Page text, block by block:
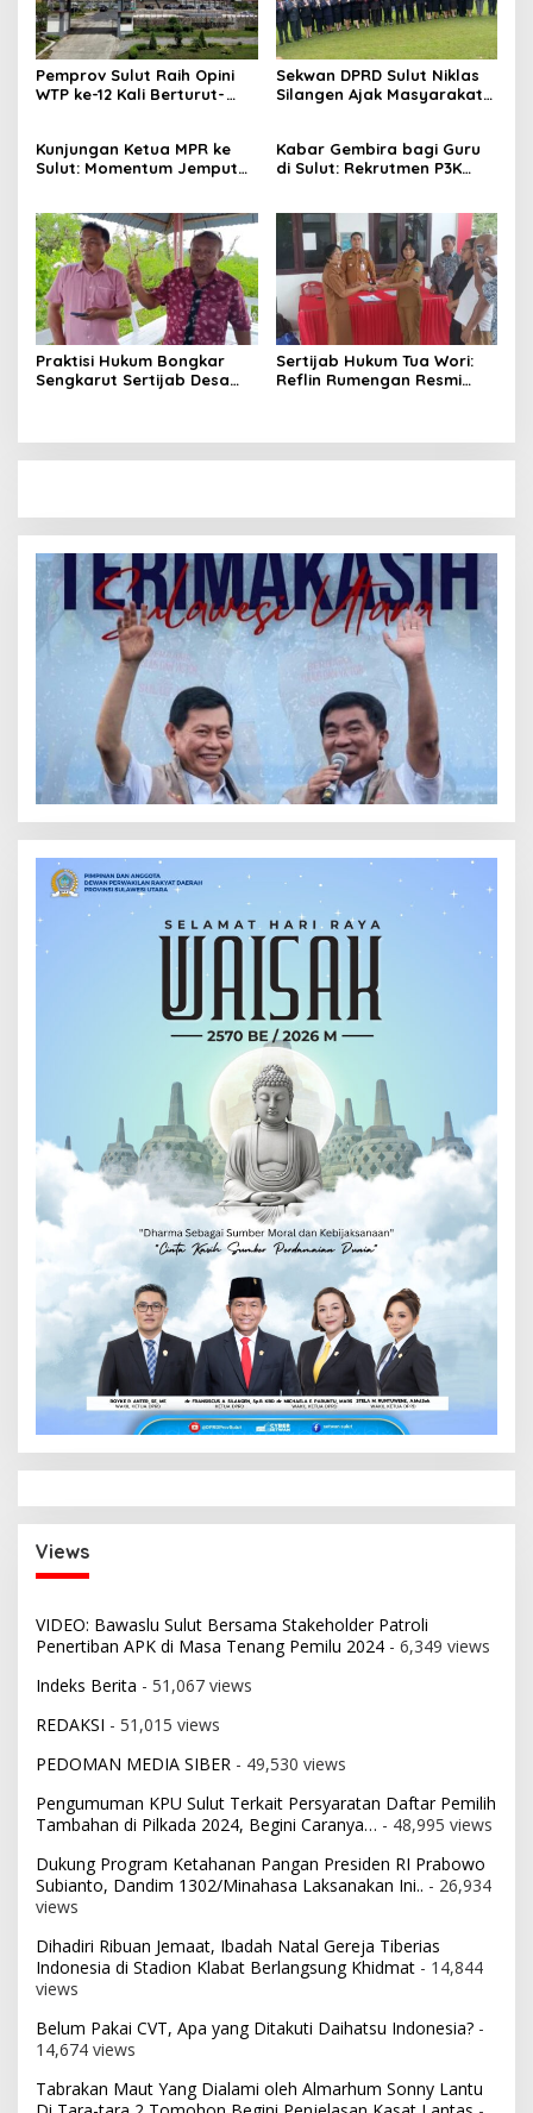
Pemprov Sulut Raih Opini
WTP ke-12 Kali Berturut-
Sekwan DPRD Sulut Niklas
Silangen Ajak Masyarakat
Bangsa
Kunjungan Ketua MPR ke
Sulut: Momentum Jemput
Kabar Gembira bagi Guru
di Sulut: Rekrutmen P3K
Praktisi Hukum Bongkar
Sengkarut Sertijab Desa
Sertijab Hukum Tua Wori:
Reflin Rumengan Resmi
Views
VIDEO: Bawaslu Sulut Bersama Stakeholder Patroli
Penertiban APK di Masa Tenang Pemilu 2024 - 6,349 views
Indeks Berita - 51,067 views
REDAKSI - 51,015 views
PEDOMAN MEDIA SIBER - 49,530 views
Pengumuman KPU Sulut Terkait Persyaratan Daftar Pemilih
Tambahan di Pilkada 2024, Begini Caranya… - 48,995 views
Dukung Program Ketahanan Pangan Presiden RI Prabowo
Subianto, Dandim 1302/Minahasa Laksanakan Ini.. - 26,934
views
Dihadiri Ribuan Jemaat, Ibadah Natal Gereja Tiberias
Indonesia di Stadion Klabat Berlangsung Khidmat - 14,844
views
Belum Pakai CVT, Apa yang Ditakuti Daihatsu Indonesia? -
14,674 views
Tabrakan Maut Yang Dialami oleh Almarhum Sonny Lantu